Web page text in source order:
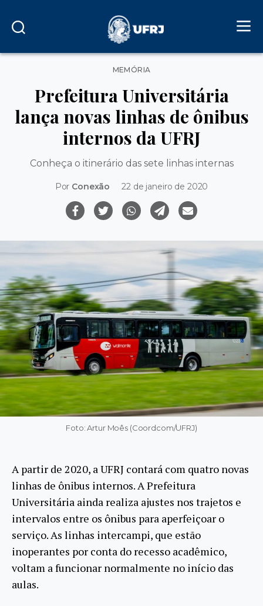
Categorias
MEMÓRIA
Prefeitura Universitária
lança novas linhas de ônibus
internos da UFRJ
Conheça o itinerário das sete linhas internas
Por Conexão 22 de janeiro de 2020
Foto: Artur Moês (Coordcom/UFRJ)
A partir de 2020, a UFRJ contará com quatro novas
linhas de ônibus internos. A Prefeitura
Universitária ainda realiza ajustes nos trajetos e
intervalos entre os ônibus para aperfeiçoar o
serviço. As linhas intercampi, que estão
inoperantes por conta do recesso acadêmico,
voltam a funcionar normalmente no início das
aulas.